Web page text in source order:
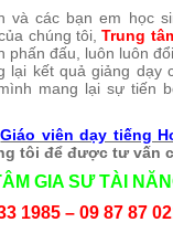
và các bạn em học
chúng tôi,Trung
phấn đấu, luôn luôn
lại kết quả giảng dạy
mang lại sự tiến
Giáo viên dạy tiếng
tôi để được tư vấn
GIA SƯ TÀI
1985 – 09 87 87